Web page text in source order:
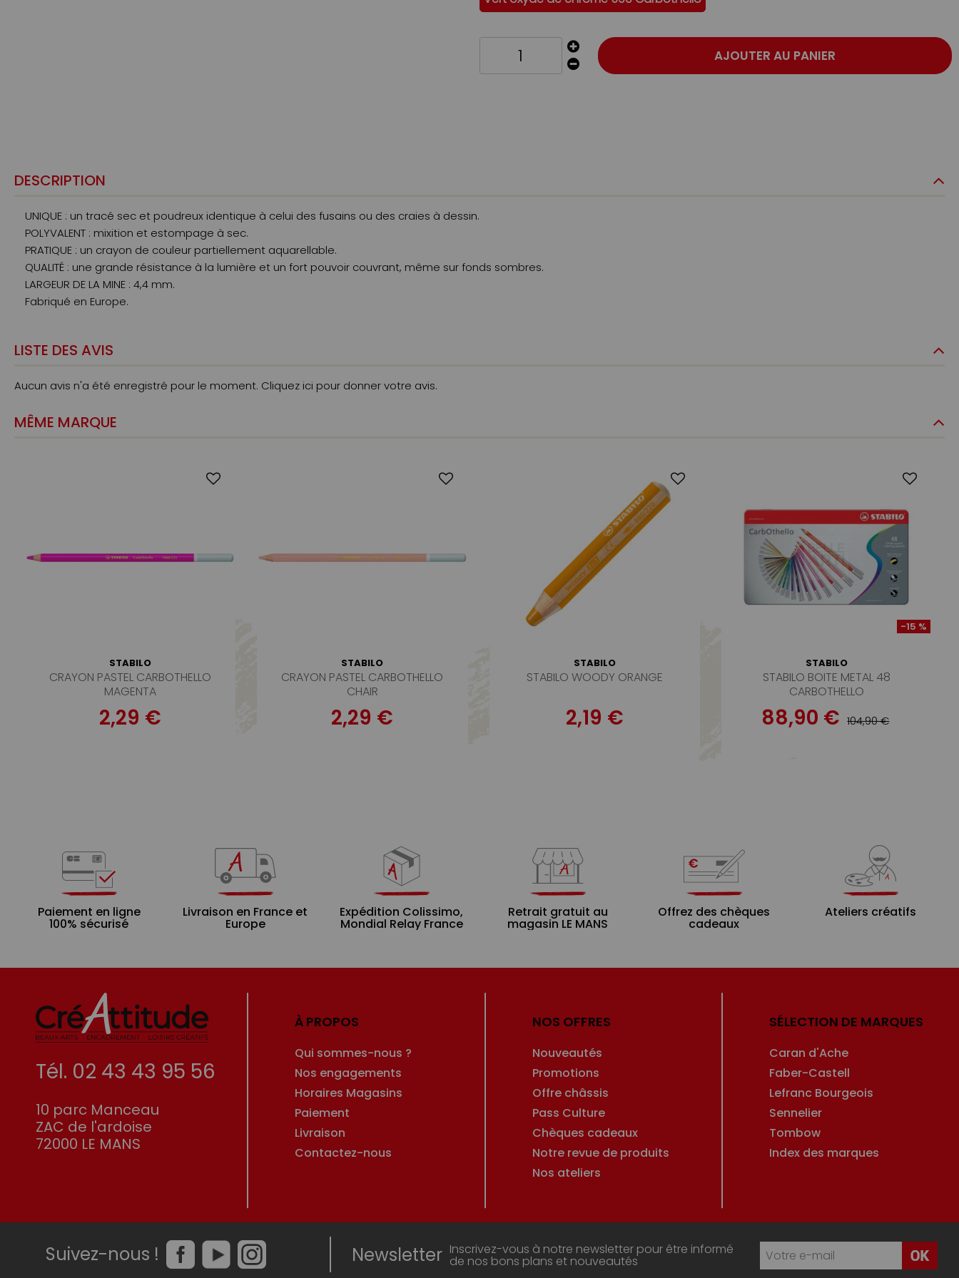
AJOUTER AU PANIER
DESCRIPTION
UNIQUE : un tracé sec et poudreux identique à celui des fusains ou des craies à dessin.
POLYVALENT : mixition et estompage à sec.
PRATIQUE : un crayon de couleur partiellement aquarellable.
QUALITÉ : une grande résistance à la lumière et un fort pouvoir couvrant, même sur fonds sombres.
LARGEUR DE LA MINE : 4,4 mm.
Fabriqué en Europe.
LISTE DES AVIS
Aucun avis n'a été enregistré pour le moment. Cliquez ici pour donner votre avis.
MÊME MARQUE
STABILO
CRAYON PASTEL CARBOTHELLO
MAGENTA
2,29 €
STABILO
CRAYON PASTEL CARBOTHELLO
CHAIR
2,29 €
STABILO
STABILO WOODY ORANGE
2,19 €
-15 %
STABILO
STABILO BOITE METAL 48
CARBOTHELLO
88,90 € 104,90 €
Paiement en ligne
100% sécurisé
Livraison en France et
Europe
Expédition Colissimo,
Mondial Relay France
Retrait gratuit au
magasin LE MANS
Offrez des chèques
cadeaux
Ateliers créatifs
Tél. 02 43 43 95 56
10 parc Manceau
ZAC de l'ardoise
72000 LE MANS
À PROPOS
Qui sommes-nous ?
Nos engagements
Horaires Magasins
Paiement
Livraison
Contactez-nous
NOS OFFRES
Nouveautés
Promotions
Offre châssis
Pass Culture
Chèques cadeaux
Notre revue de produits
Nos ateliers
SÉLECTION DE MARQUES
Caran d'Ache
Faber-Castell
Lefranc Bourgeois
Sennelier
Tombow
Index des marques
Suivez-nous ! Newsletter Inscrivez-vous à notre newsletter pour être informé
de nos bons plans et nouveautés